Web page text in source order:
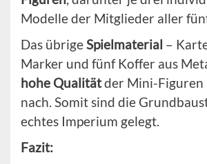
Modelle der Mitglieder aller
Das übrigeSpielmaterial –
Marker und fünf Koffer aus
hohe Qualitätder Mini-Figuren
nach. Somit sind die
echtes Imperium gelegt.
Fazit: